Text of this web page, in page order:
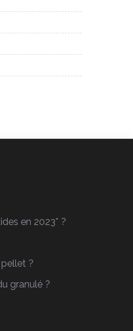
en 2023* ?
pellet ?
granulé ?